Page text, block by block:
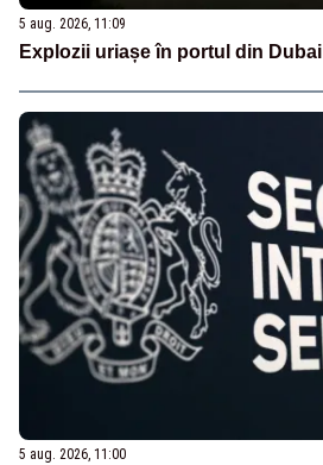
5 aug. 2026, 11:09
Explozii uriașe în portul din Dubai
5 aug. 2026, 11:00